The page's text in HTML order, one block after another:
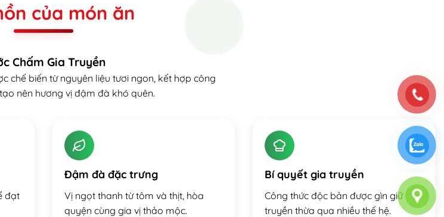
của món ăn
Chấm Gia Truyền
chế biến từ nguyên liệu tươi ngon, kết hợp công
nên hương vị đậm đà khó quên.
đạt
Đậm đà đặc trưng
Vị ngọt thanh từ tôm và thịt, hòa
quyện cùng gia vị thảo mộc.
Bí quyết gia truyền
Công thức độc bản được gìn giữ và
truyền thừa qua nhiều thế hệ.